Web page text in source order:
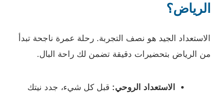
الرياض؟
الاستعداد الجيد هو نصف التجربة. رحلة عمرة ناجحة تبدأ
من الرياض بتحضيرات دقيقة تضمن لك راحة البال.
الاستعداد الروحي: قبل كل شيء، جدد نيتك